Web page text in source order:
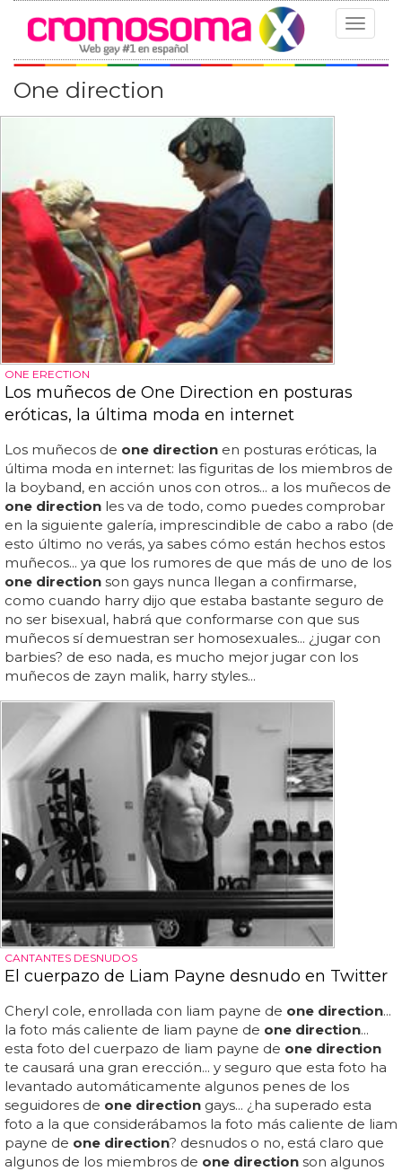
Toggle
One direction
ONE ERECTION
Los muñecos de One Direction en posturas
eróticas, la última moda en internet
Los muñecos de one direction en posturas eróticas, la
última moda en internet: las figuritas de los miembros de
la boyband, en acción unos con otros... a los muñecos de
one direction les va de todo, como puedes comprobar
en la siguiente galería, imprescindible de cabo a rabo (de
esto último no verás, ya sabes cómo están hechos estos
muñecos... ya que los rumores de que más de uno de los
one direction son gays nunca llegan a confirmarse,
como cuando harry dijo que estaba bastante seguro de
no ser bisexual, habrá que conformarse con que sus
muñecos sí demuestran ser homosexuales... ¿jugar con
barbies? de eso nada, es mucho mejor jugar con los
muñecos de zayn malik, harry styles...
CANTANTES DESNUDOS
El cuerpazo de Liam Payne desnudo en Twitter
Cheryl cole, enrollada con liam payne de one direction...
la foto más caliente de liam payne de one direction...
esta foto del cuerpazo de liam payne de one direction
te causará una gran erección... y seguro que esta foto ha
levantado automáticamente algunos penes de los
seguidores de one direction gays... ¿ha superado esta
foto a la que considerábamos la foto más caliente de liam
payne de one direction? desnudos o no, está claro que
algunos de los miembros de one direction son algunos